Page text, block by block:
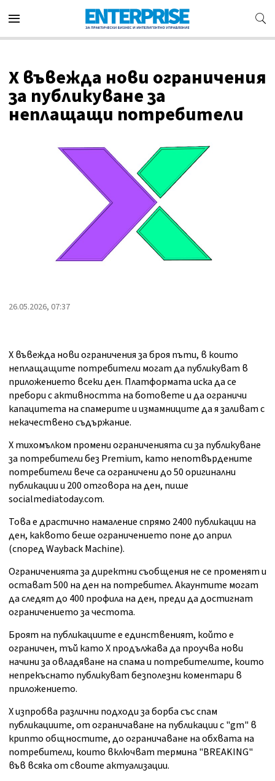
X въвежда нови ограничения
за публикуване за
неплащащи потребители
26.05.2026, 07:37
X въвежда нови ограничения за броя пъти, в които
неплащащите потребители могат да публикуват в
приложението всеки ден. Платформата иска да се
пребори с активността на ботовете и да ограничи
капацитета на спамерите и измамниците да я заливат с
некачествено съдържание.
X тихомълком промени ограниченията си за публикуване
за потребители без Premium, като непотвърдените
потребители вече са ограничени до 50 оригинални
публикации и 200 отговора на ден, пише
socialmediatoday.com.
Това е драстично намаление спрямо 2400 публикации на
ден, каквото беше ограничението поне до април
(според Wayback Machine).
Ограниченията за директни съобщения не се променят и
остават 500 на ден на потребител. Акаунтите могат
да следят до 400 профила на ден, преди да достигнат
ограничението за честота.
Броят на публикациите е единственият, който е
ограничен, тъй като X продължава да проучва нови
начини за овладяване на спама и потребителите, които
непрекъснато публикуват безполезни коментари в
приложението.
X изпробва различни подходи за борба със спам
публикациите, от ограничаване на публикации с "gm" в
крипто общностите, до ограничаване на обхвата на
потребители, които включват термина "BREAKING"
във всяка от своите актуализации.